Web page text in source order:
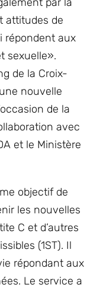
attitudes de
répondent aux
sexuelle».
de la Croix-
nouvelle
de la
avec
et le Ministère
objectif de
les nouvelles
C et d’autres
(1ST). Il
répondant aux
Le service a